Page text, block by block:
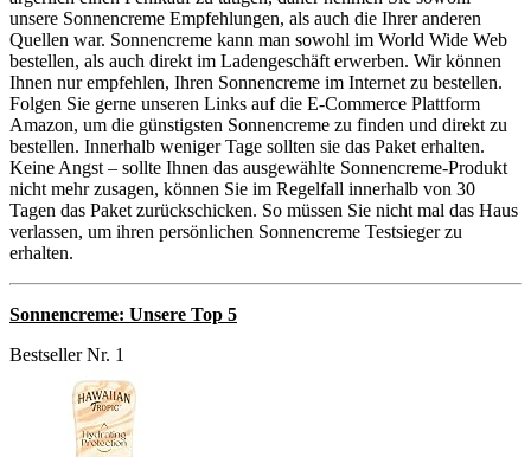
unsere Sonnencreme Empfehlungen, als auch die Ihrer anderen
Quellen war. Sonnencreme kann man sowohl im World Wide Web
bestellen, als auch direkt im Ladengeschäft erwerben. Wir können
Ihnen nur empfehlen, Ihren Sonnencreme im Internet zu bestellen.
Folgen Sie gerne unseren Links auf die E-Commerce Plattform
Amazon, um die günstigsten Sonnencreme zu finden und direkt zu
bestellen. Innerhalb weniger Tage sollten sie das Paket erhalten.
Keine Angst – sollte Ihnen das ausgewählte Sonnencreme-Produkt
nicht mehr zusagen, können Sie im Regelfall innerhalb von 30
Tagen das Paket zurückschicken. So müssen Sie nicht mal das Haus
verlassen, um ihren persönlichen Sonnencreme Testsieger zu
erhalten.
Sonnencreme: Unsere Top 5
Bestseller Nr. 1